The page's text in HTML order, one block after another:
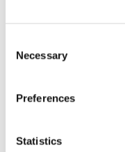
Selection
Necessary
Preferences
Statistics
Noviembre -